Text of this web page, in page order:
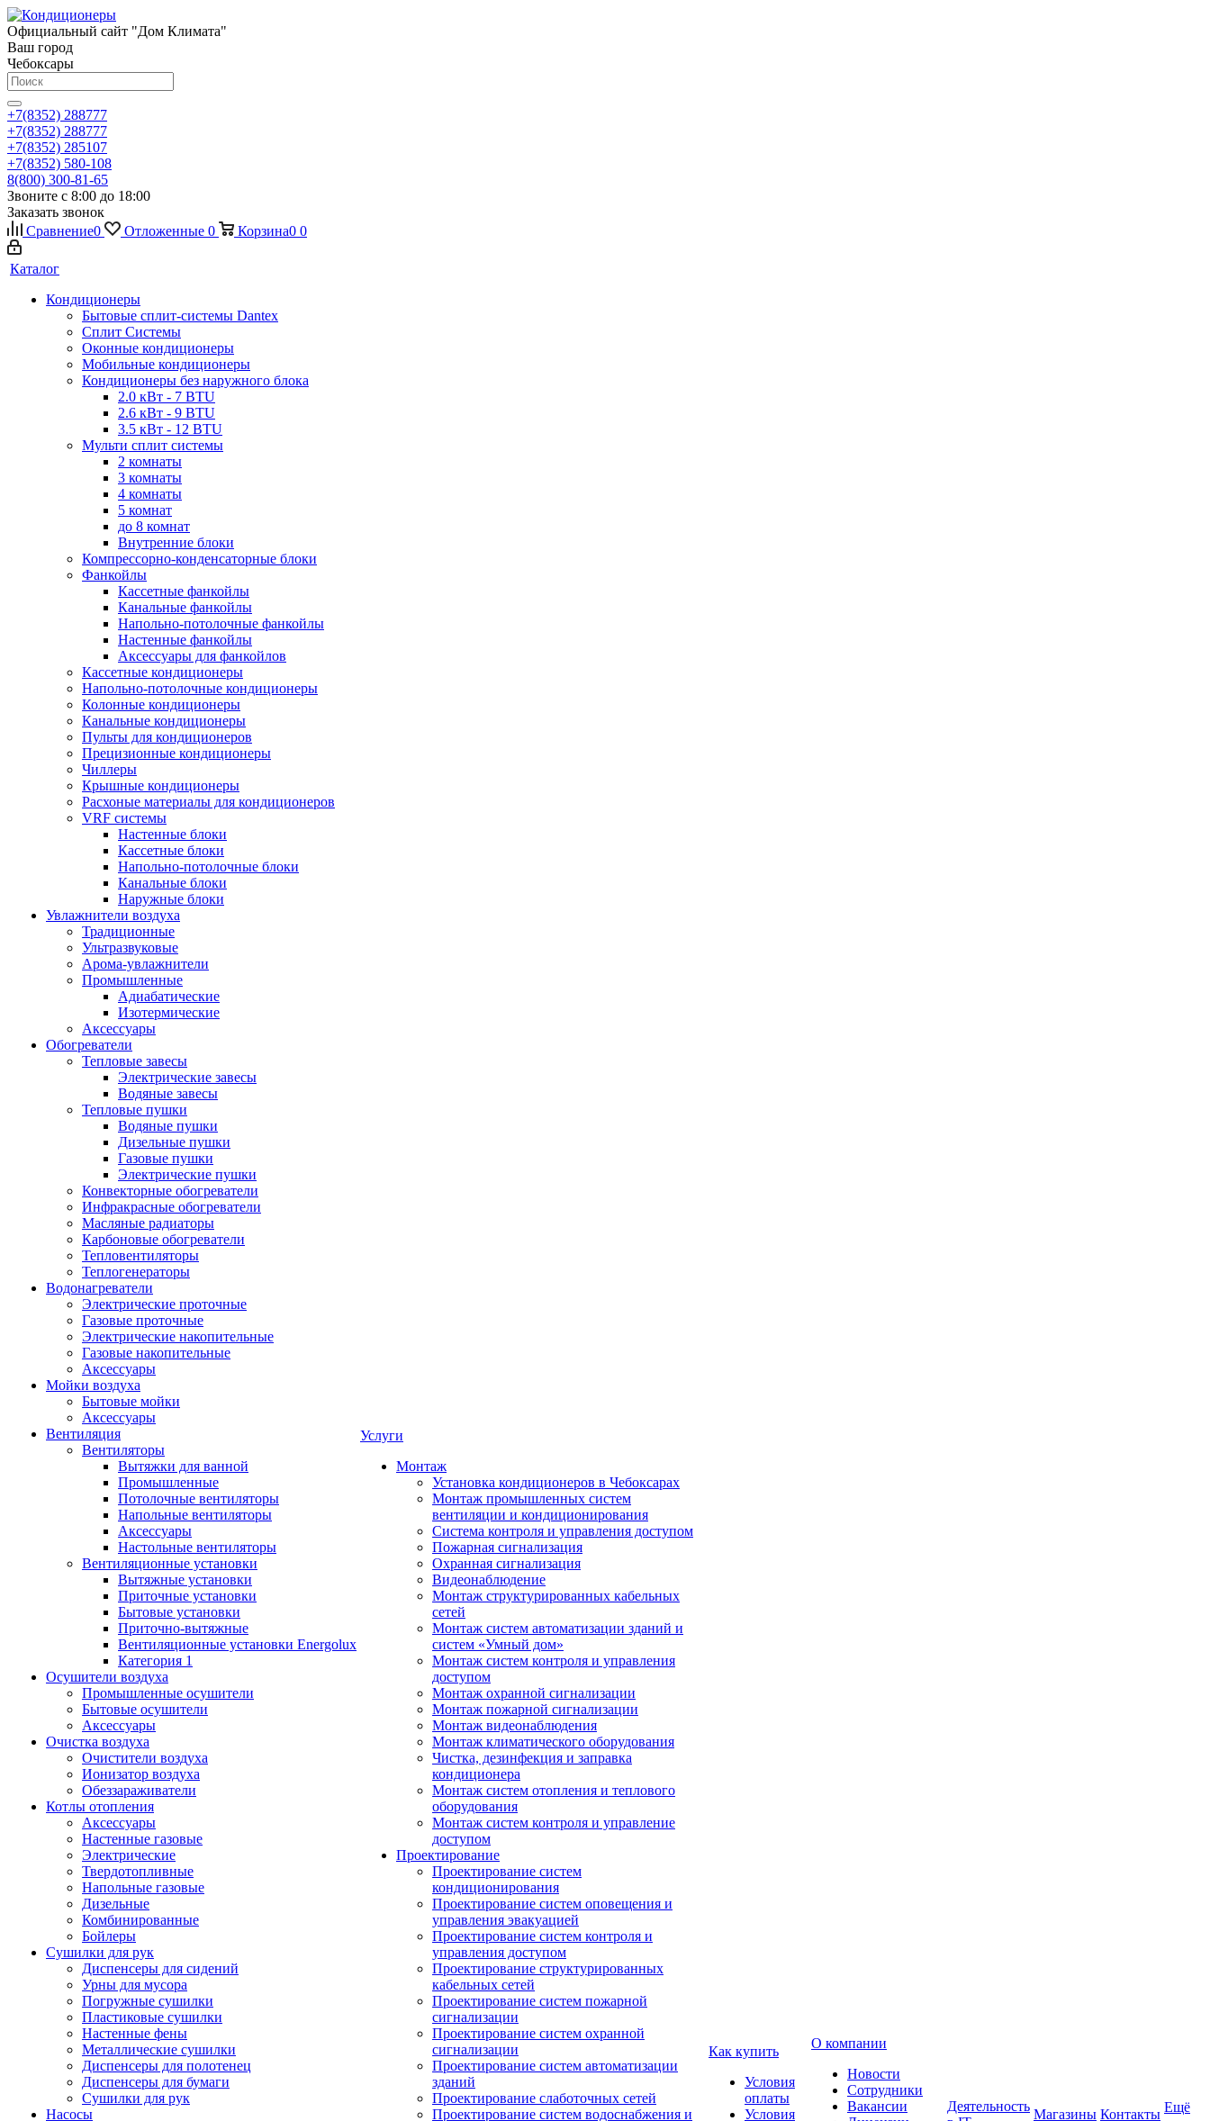
Официальный сайт "Дом Климата"
Ваш город
Чебоксары
+7(8352) 288777
+7(8352) 288777
+7(8352) 285107
+7(8352) 580-108
8(800) 300-81-65
Звоните с 8:00 до 18:00
Заказать звонок
Сравнение0 Отложенные 0 Корзина0 0
Каталог
Кондиционеры
Бытовые сплит-системы Dantex
Сплит Системы
Оконные кондиционеры
Мобильные кондиционеры
Кондиционеры без наружного блока
2.0 кВт - 7 BTU
2.6 кВт - 9 BTU
3.5 кВт - 12 BTU
Мульти сплит системы
2 комнаты
3 комнаты
4 комнаты
5 комнат
до 8 комнат
Внутренние блоки
Компрессорно-конденсаторные блоки
Фанкойлы
Кассетные фанкойлы
Канальные фанкойлы
Напольно-потолочные фанкойлы
Настенные фанкойлы
Аксессуары для фанкойлов
Кассетные кондиционеры
Напольно-потолочные кондиционеры
Колонные кондиционеры
Канальные кондиционеры
Пульты для кондиционеров
Прецизионные кондиционеры
Чиллеры
Крышные кондиционеры
Расхоные материалы для кондиционеров
VRF системы
Настенные блоки
Кассетные блоки
Напольно-потолочные блоки
Канальные блоки
Наружные блоки
Увлажнители воздуха
Традиционные
Ультразвуковые
Арома-увлажнители
Промышленныe
Адиабатические
Изотермические
Аксессуары
Обогреватели
Тепловые завесы
Электрические завесы
Водяные завесы
Тепловые пушки
Водяные пушки
Дизельные пушки
Газовые пушки
Электрические пушки
Конвекторные обогреватели
Инфракрасные обогреватели
Масляные радиаторы
Карбоновые обогреватели
Тепловентиляторы
Теплогенераторы
Водонагреватели
Электрические проточные
Газовые проточные
Электрические накопительные
Газовые накопительные
Аксессуары
Мойки воздуха
Бытовые мойки
Аксессуары
Вентиляция
Вентиляторы
Вытяжки для ванной
Промышленные
Потолочные вентиляторы
Напольные вентиляторы
Аксессуары
Настольные вентиляторы
Вентиляционные установки
Вытяжные установки
Приточные установки
Бытовые установки
Приточно-вытяжные
Вентиляционные установки Energolux
Категория 1
Осушители воздуха
Промышленные осушители
Бытовые осушители
Аксессуары
Очистка воздуха
Очистители воздуха
Ионизатор воздуха
Обеззараживатели
Котлы отопления
Аксессуары
Настенные газовые
Электрические
Твердотопливные
Напольные газовые
Дизельные
Комбинированные
Бойлеры
Сушилки для рук
Диспенсеры для сидений
Урны для мусора
Погружные сушилки
Пластиковые сушилки
Настенные фены
Металлические сушилки
Диспенсеры для полотенец
Диспенсеры для бумаги
Сушилки для рук
Насосы
Услуги
Монтаж
Установка кондиционеров в Чебоксарах
Монтаж промышленных систем
вентиляции и кондиционирования
Система контроля и управления доступом
Пожарная сигнализация
Охранная сигнализация
Видеонаблюдение
Монтаж структурированных кабельных
сетей
Монтаж систем автоматизации зданий и
систем «Умный дом»
Монтаж систем контроля и управления
доступом
Монтаж охранной сигнализации
Монтаж пожарной сигнализации
Монтаж видеонаблюдения
Монтаж климатического оборудования
Чистка, дезинфекция и заправка
кондиционера
Монтаж систем отопления и теплового
оборудования
Монтаж систем контроля и управление
доступом
Проектирование
Проектирование систем
кондиционирования
Проектирование систем оповещения и
управления эвакуацией
Проектирование систем контроля и
управления доступом
Проектирование структурированных
кабельных сетей
Проектирование систем пожарной
сигнализации
Проектирование систем охранной
сигнализации
Проектирование систем автоматизации
зданий
Проектирование слаботочных сетей
Проектирование систем водоснабжения и
Как купить
Условия
оплаты
Условия
О компании
Новости
Сотрудники
Вакансии
Деятельность
Магазины Контакты Ещё